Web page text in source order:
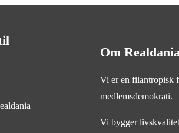
Om
Vi er en filantropisk
medlemsdemokrati.
Vi bygger